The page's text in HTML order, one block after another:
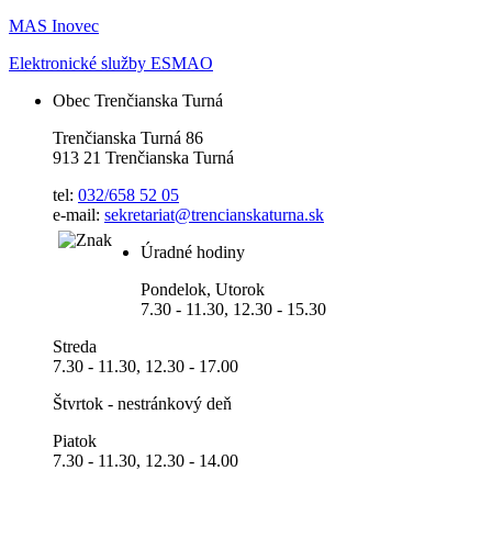
MAS Inovec
Elektronické služby ESMAO
Obec Trenčianska Turná
Trenčianska Turná 86
913 21 Trenčianska Turná
tel: 032/658 52 05
e-mail: sekretariat@trencianskaturna.sk
Úradné hodiny
Pondelok, Utorok
7.30 - 11.30, 12.30 - 15.30
Streda
7.30 - 11.30, 12.30 - 17.00
Štvrtok - nestránkový deň
Piatok
7.30 - 11.30, 12.30 - 14.00